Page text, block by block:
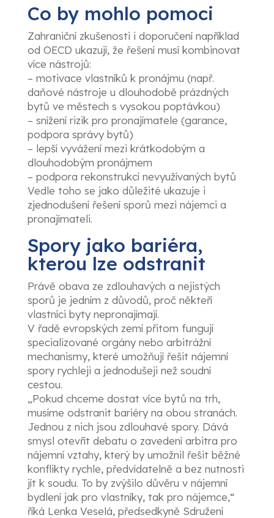
Co by mohlo pomoci
Zahraniční zkušenosti i doporučení například
od OECD ukazují, že řešení musí kombinovat
více nástrojů:
– motivace vlastníků k pronájmu (např.
daňové nástroje u dlouhodobě prázdných
bytů ve městech s vysokou poptávkou)
– snížení rizik pro pronajímatele (garance,
podpora správy bytů)
– lepší vyvážení mezi krátkodobým a
dlouhodobým pronájmem
– podpora rekonstrukcí nevyužívaných bytů
Vedle toho se jako důležité ukazuje i
zjednodušení řešení sporů mezi nájemci a
pronajímateli.
Spory jako bariéra,
kterou lze odstranit
Právě obava ze zdlouhavých a nejistých
sporů je jedním z důvodů, proč někteří
vlastníci byty nepronajímají.
V řadě evropských zemí přitom fungují
specializované orgány nebo arbitrážní
mechanismy, které umožňují řešit nájemní
spory rychleji a jednodušeji než soudní
cestou.
„Pokud chceme dostat více bytů na trh,
musíme odstranit bariéry na obou stranách.
Jednou z nich jsou zdlouhavé spory. Dává
smysl otevřít debatu o zavedení arbitra pro
nájemní vztahy, který by umožnil řešit běžné
konflikty rychle, předvídatelně a bez nutnosti
jít k soudu. To by zvýšilo důvěru v nájemní
bydlení jak pro vlastníky, tak pro nájemce,“
říká Lenka Veselá, předsedkyně Sdružení